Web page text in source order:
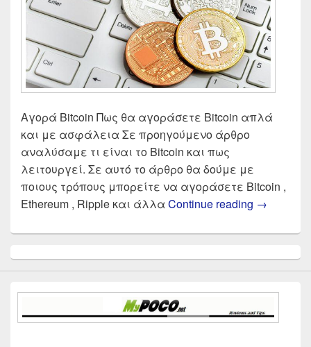
Αγορά Bitcoin Πως θα αγοράσετε Bitcoin απλά
και με ασφάλεια Σε προηγούμενο άρθρο
αναλύσαμε τι είναι το Bitcoin και πως
λειτουργεί. Σε αυτό το άρθρο θα δούμε με
ποιους τρόπους μπορείτε να αγοράσετε Bitcoin ,
Ethereum , Ripple και άλλα Continue reading Τα
→
Sidebar
Widget